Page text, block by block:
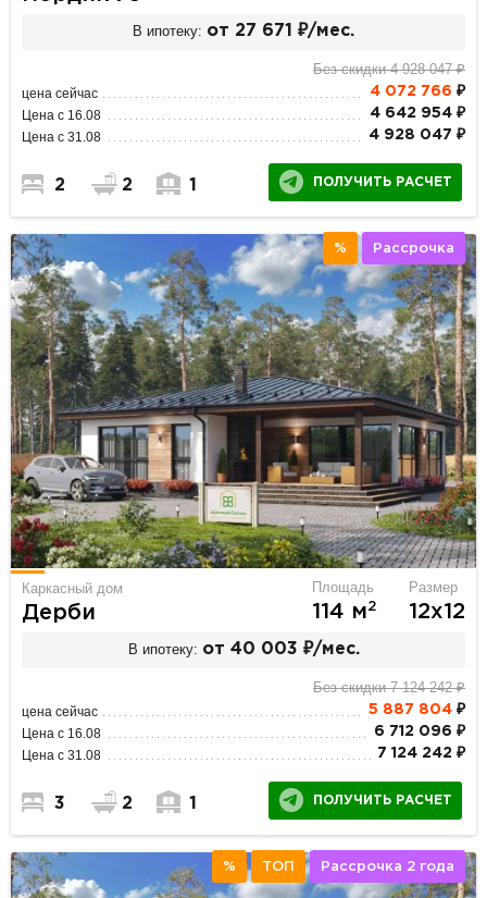
В ипотеку: от 27 671 ₽/мес.
Без скидки 4 928 047 ₽
цена сейчас 4 072 766 ₽
Цена с 16.08 4 642 954 ₽
Цена с 31.08 4 928 047 ₽
2 2 1 ПОЛУЧИТЬ РАСЧЕТ
% Рассрочка
Каркасный дом
Дерби
Площадь
114 м2
Размер
12х12
В ипотеку: от 40 003 ₽/мес.
Без скидки 7 124 242 ₽
цена сейчас 5 887 804₽
Цена с 16.08 6 712 096 ₽
Цена с 31.08 7 124 242 ₽
3 2 1 ПОЛУЧИТЬ РАСЧЕТ
% ТОП Рассрочка 2 года